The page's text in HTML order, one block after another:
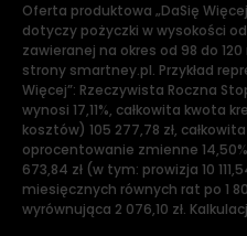
Oferta produktowa „DaSię
dotyczy pożyczki w wysokości od
zawieranej na okres od 98 do
strony smartney.pl. Przykład
Więcej”: Rzeczywista Roczna
wynosi 17,11%, całkowita kwota
kosztów) 105 277,78 zł,
oprocentowanie zmienne
673,84 zł (w tym: prowizja 10
miesięcznych równych rat po 1
wyrównująca 2 076,10 zł.